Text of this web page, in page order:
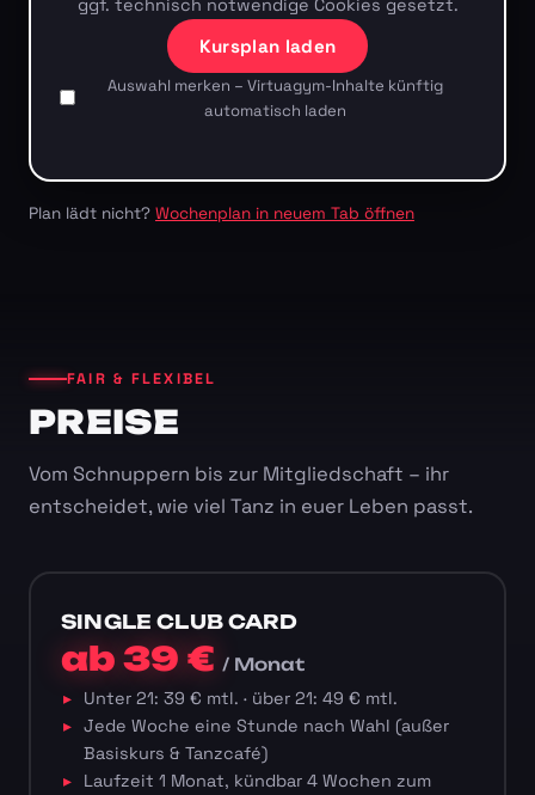
ggf. technisch notwendige Cookies gesetzt.
Kursplan laden
Auswahl merken – Virtuagym-Inhalte künftig
automatisch laden
Plan lädt nicht? Wochenplan in neuem Tab öffnen
FAIR & FLEXIBEL
PREISE
Vom Schnuppern bis zur Mitgliedschaft – ihr
entscheidet, wie viel Tanz in euer Leben passt.
SINGLE CLUB CARD
ab 39 €/ Monat
Unter 21: 39 € mtl. · über 21: 49 € mtl.
Jede Woche eine Stunde nach Wahl (außer
Basiskurs & Tanzcafé)
Laufzeit 1 Monat, kündbar 4 Wochen zum